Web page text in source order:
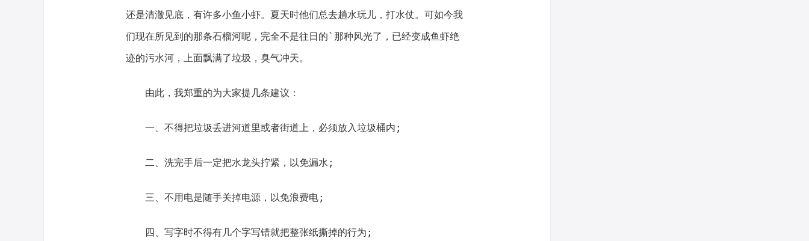
还是清澈见底，有许多小鱼小虾。夏天时他们总去趟水玩儿，打水仗。可如今我
们现在所见到的那条石榴河呢，完全不是往日的`那种风光了，已经变成鱼虾绝
迹的污水河，上面飘满了垃圾，臭气冲天。
由此，我郑重的为大家提几条建议：
一、不得把垃圾丢进河道里或者街道上，必须放入垃圾桶内;
二、洗完手后一定把水龙头拧紧，以免漏水;
三、不用电是随手关掉电源，以免浪费电;
四、写字时不得有几个字写错就把整张纸撕掉的行为;